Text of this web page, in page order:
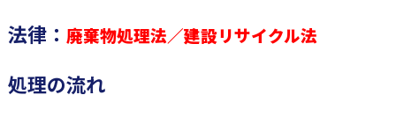
法律： 廃棄物処理法／建設リサイクル法
処理の流れ